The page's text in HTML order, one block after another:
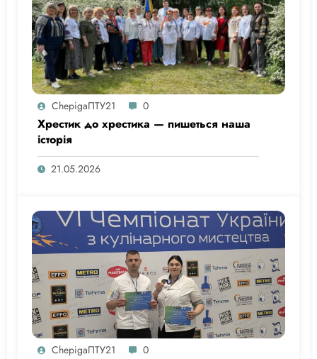
ChepigaПТУ21 0
Хрестик до хрестика — пишеться наша
історія
21.05.2026
ChepigaПТУ21 0